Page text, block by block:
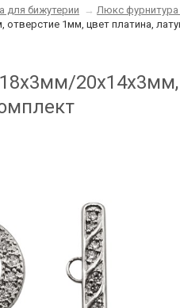
для бижутерии → Люкс фурнитура
1мм, цвет платина,